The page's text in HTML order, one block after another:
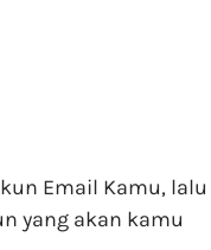
Email Kamu, lalu
yang akan kamu